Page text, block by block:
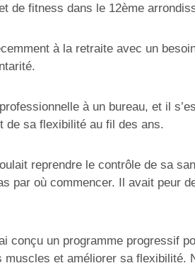
de fitness dans le 12ème
à la retraite avec un
à un bureau, et il
de sa flexibilité au fil des ans.
reprendre le contrôle de sa
par où commencer. Il avait peur
conçu un programme progressif
et améliorer sa flexibilité.